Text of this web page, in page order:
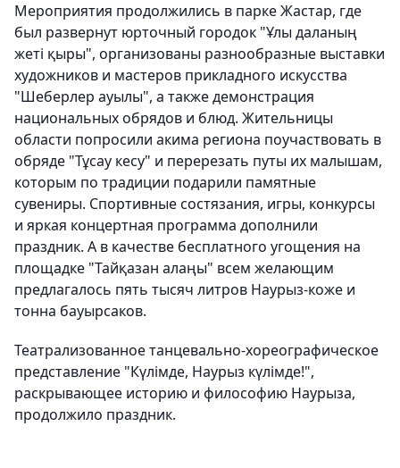
Мероприятия продолжились в парке Жастар, где
был развернут юрточный городок "Ұлы даланың
жеті қыры", организованы разнообразные выставки
художников и мастеров прикладного искусства
"Шеберлер ауылы", а также демонстрация
национальных обрядов и блюд. Жительницы
области попросили акима региона поучаствовать в
обряде "Тұсау кесу" и перерезать путы их малышам,
которым по традиции подарили памятные
сувениры. Спортивные состязания, игры, конкурсы
и яркая концертная программа дополнили
праздник. А в качестве бесплатного угощения на
площадке "Тайқазан алаңы" всем желающим
предлагалось пять тысяч литров Наурыз-коже и
тонна бауырсаков.
Театрализованное танцевально-хореографическое
представление "Күлімде, Наурыз күлімде!",
раскрывающее историю и философию Наурыза,
продолжило праздник.